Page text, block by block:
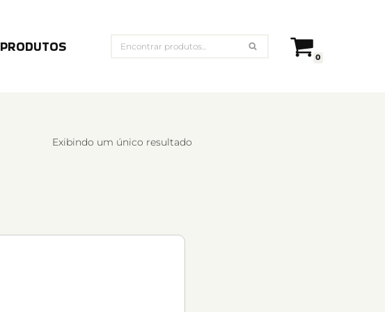
PRODUTOS
0
Exibindo um único resultado